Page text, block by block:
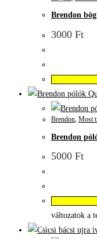
Brendon
3000 Ft
Brendon, Most
Brendon
5000 Ft
változatok a